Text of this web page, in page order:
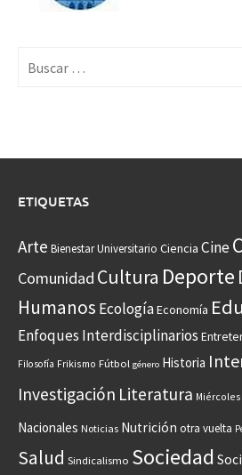
ETIQUETAS
Arte Bienestar Universitario Ciencia Cine
Comunidad Cultura Deporte
Humanos EcologíaEconomía
Enfoques Interdisciplinarios
Filosofía Frikismo Fútbol género Historia
Investigación Literatura
Nacionales Noticias Nutrición otra vuelta
Salud Sindicalismo Sociedad